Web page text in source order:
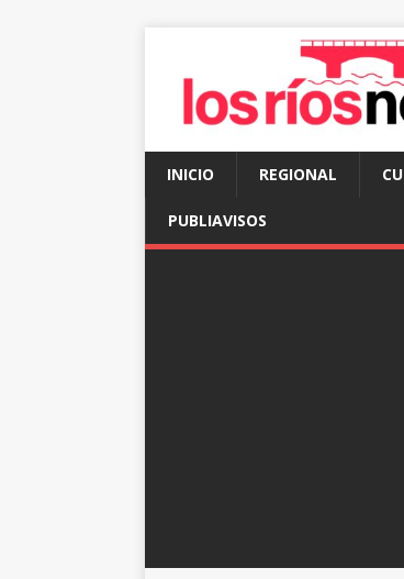
INICIO REGIONAL
PUBLIAVISOS